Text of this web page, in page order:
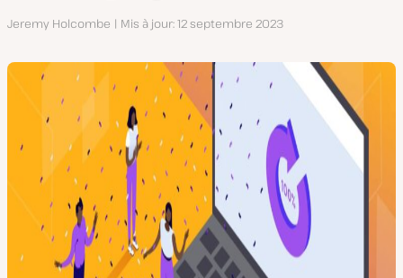
Auteur
Jeremy Holcombe Mis à jour 12 septembre 2023